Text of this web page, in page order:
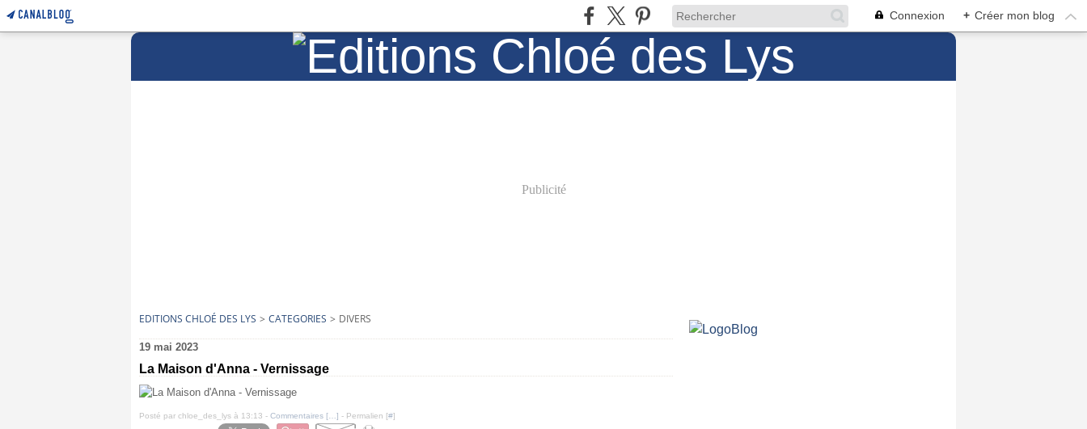
Connexion + Créer mon blog
Publicité
EDITIONS CHLOÉ DES LYS > CATEGORIES > DIVERS
19 mai 2023
La Maison d'Anna - Vernissage
Posté par chloe_des_lys à 13:13 - Commentaires [ ] - Permalien [#]